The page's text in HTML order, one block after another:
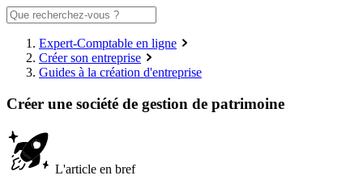
Expert-Comptable en ligne
Créer son entreprise
Guides à la création d'entreprise
Créer une société de gestion de patrimoine
L'article en bref